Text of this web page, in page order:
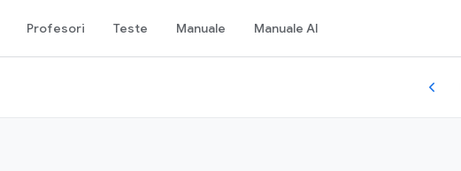
Profesori Teste Manuale Manuale AI